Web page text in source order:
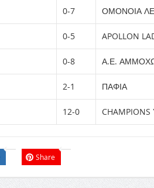
0-7 ΟΜΟΝΟΙΑ
0-5 APOLLON
0-8 Α.Ε.
2-1 ΠΑΦΙΑ
12-0
Share